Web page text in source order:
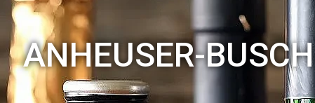
ANHEUSER-BUSCH